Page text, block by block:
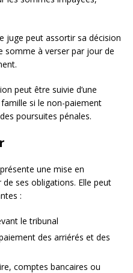
juge peut assortir sa décision
somme à verser par jour de
peut être suivie d’une
si le non-paiement
poursuites pénales.
une mise en
ses obligations. Elle peut
:
le tribunal
des arriérés et des
comptes bancaires ou